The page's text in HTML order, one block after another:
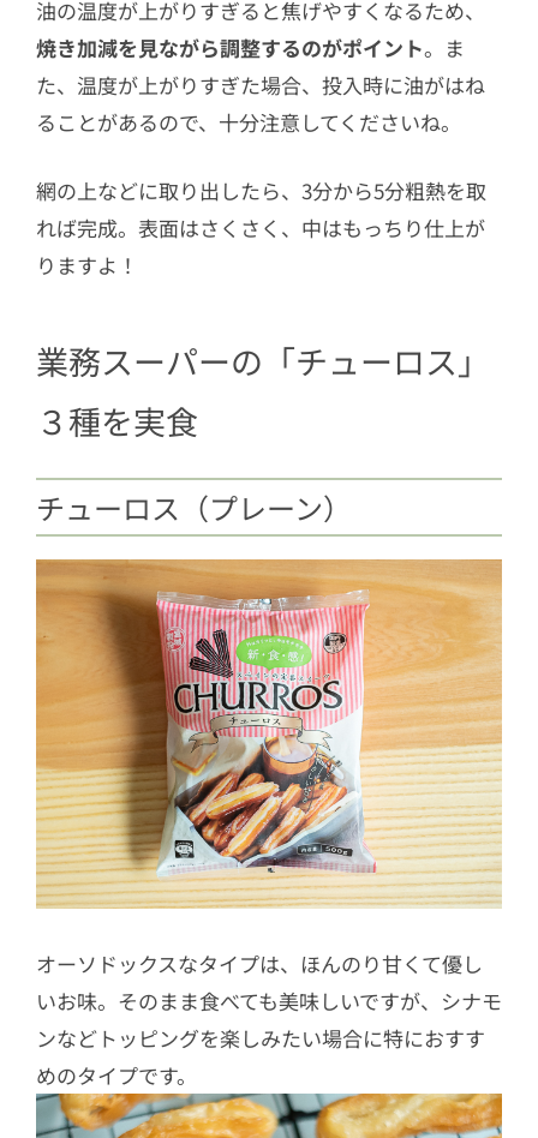
油の温度が上がりすぎると焦げやすくなるため、
焼き加減を見ながら調整するのがポイント。ま
た、温度が上がりすぎた場合、投入時に油がはね
ることがあるので、十分注意してくださいね。
網の上などに取り出したら、3分から5分粗熱を取
れば完成。表面はさくさく、中はもっちり仕上が
りますよ！
業務スーパーの「チューロス」
３種を実食
チューロス（プレーン）
オーソドックスなタイプは、ほんのり甘くて優し
いお味。そのまま食べても美味しいですが、シナモ
ンなどトッピングを楽しみたい場合に特におすす
めのタイプです。